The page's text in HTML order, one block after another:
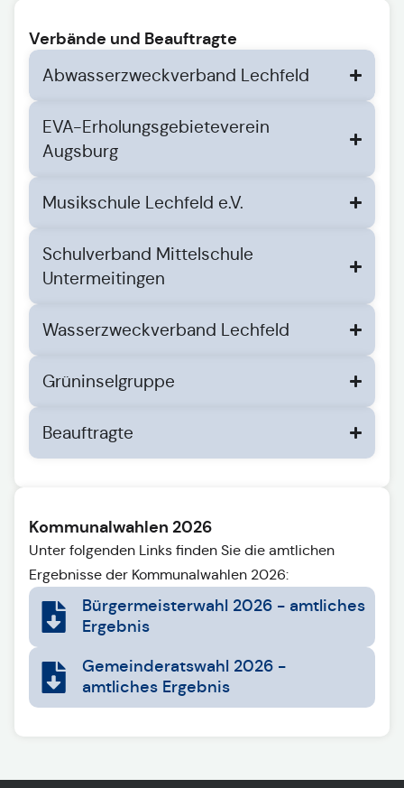
Verbände und Beauftragte
Abwasserzweckverband Lechfeld
EVA-Erholungsgebieteverein
Augsburg
Musikschule Lechfeld e.V.
Schulverband Mittelschule
Untermeitingen
Wasserzweckverband Lechfeld
Grüninselgruppe
Beauftragte
Kommunalwahlen 2026
Unter folgenden Links finden Sie die amtlichen
Ergebnisse der Kommunalwahlen 2026:
Bürgermeisterwahl 2026 - amtliches
Ergebnis
Gemeinderatswahl 2026 -
amtliches Ergebnis